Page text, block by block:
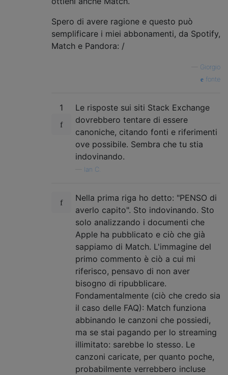
Spero di avere ragione e questo può
semplificare i miei abbonamenti, da Spotify,
Match e Pandora: /
Giorgio
fonte
1
Le risposte sui siti Stack Exchange
dovrebbero tentare di essere
canoniche, citando fonti e riferimenti
ove possibile. Sembra che tu stia
indovinando.
Ian C.
Nella prima riga ho detto: "PENSO di
averlo capito". Sto indovinando. Sto
solo analizzando i documenti che
Apple ha pubblicato e ciò che già
sappiamo di Match. L'immagine del
primo commento è ciò a cui mi
riferisco, pensavo di non aver
bisogno di ripubblicare.
Fondamentalmente (ciò che credo sia
il caso delle FAQ): Match funziona
abbinando le canzoni che possiedi,
ma se stai pagando per lo streaming
illimitato: sarebbe lo stesso. Le
canzoni caricate, per quanto poche,
probabilmente verrebbero incluse